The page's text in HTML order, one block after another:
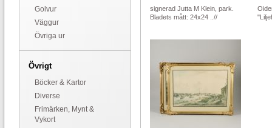
Golvur
Väggur
Övriga ur
Övrigt
Böcker & Kartor
Diverse
Frimärken, Mynt &
Vykort
signerad Jutta M Klein, park.
Bladets mått: 24x24 ..//